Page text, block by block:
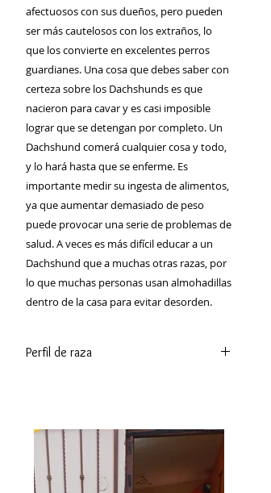
afectuosos con sus dueños, pero pueden
ser más cautelosos con los extraños, lo
que los convierte en excelentes perros
guardianes. Una cosa que debes saber con
certeza sobre los Dachshunds es que
nacieron para cavar y es casi imposible
lograr que se detengan por completo. Un
Dachshund comerá cualquier cosa y todo,
y lo hará hasta que se enferme. Es
importante medir su ingesta de alimentos,
ya que aumentar demasiado de peso
puede provocar una serie de problemas de
salud. A veces es más difícil educar a un
Dachshund que a muchas otras razas, por
lo que muchas personas usan almohadillas
dentro de la casa para evitar desorden.
Perfil de raza
agresivos, pero son extremadamente
leales, cariñosos y protectores con
sus familias. Se necesita paciencia
para criar un Dachshund, pero hay